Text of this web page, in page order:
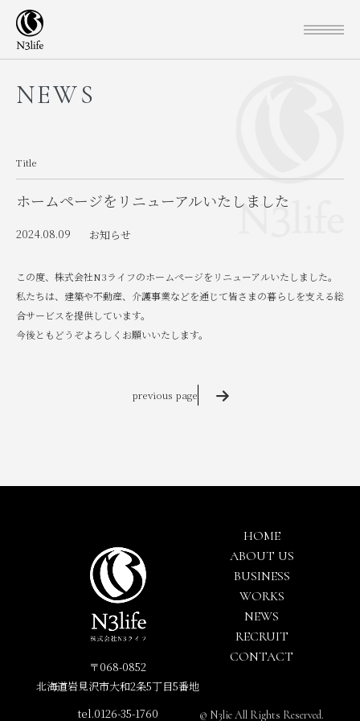
NEWS
Title
ホームページをリニューアルいたしました
2024.08.09 お知らせ
この度、株式会社N3ライフのホームページをリニューアルいたしました。
私たちは、建築や不動産、介護事業などを通じて皆さまの暮らしを支える総
合サービスを提供しています。
今後ともどうぞよろしくお願いいたします。
previous page
〒068-0852
北海道岩見沢市大和2条5丁目5番地
tel.0126-35-1760
HOME
ABOUT US
BUSINESS
WORKS
NEWS
RECRUIT
CONTACT
© N3lie All Rights Reserved.